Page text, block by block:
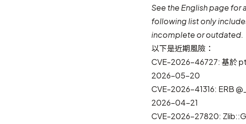
See the English page for
following list only
incomplete or outdated.
以下是近期風險：
CVE-2026-46727: 基於
2026-05-20
CVE-2026-41316: ERB
2026-04-21
CVE-2026-27820: